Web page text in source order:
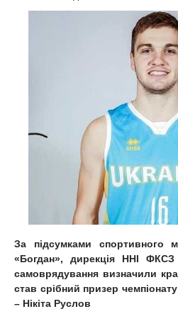
За підсумками спортивного
«Богдан», дирекція ННІ ФКСЗ
самоврядування визначили
став срібний призер
– Нікіта Руслов